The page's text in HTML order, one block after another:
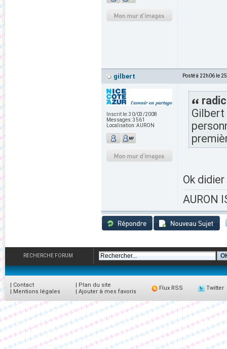
gilbert Posté à 22h06 le
Inscrit le:30/03/2008
Messages:3561
Localisation:AURON
Gilbert
Ok
AURON
RECHERCHE FORUM
| Contact
| Mentions légales
| Plan du site
| Ajouter à mes favoris
Flux RSS Twitter